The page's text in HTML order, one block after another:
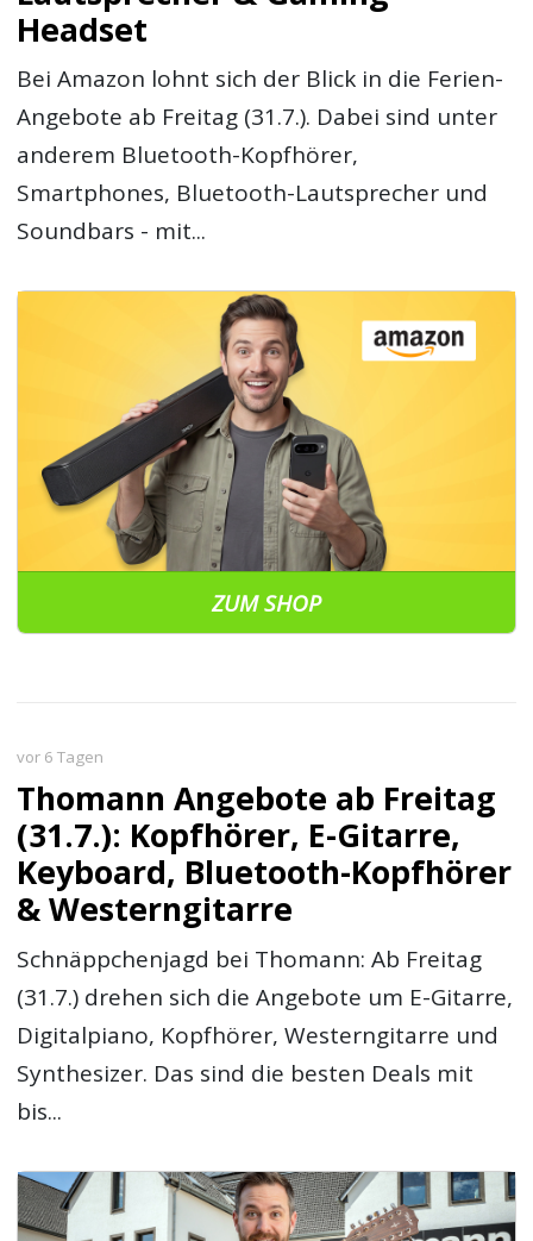
Headset
Bei Amazon lohnt sich der Blick in die Ferien-
Angebote ab Freitag (31.7.). Dabei sind unter
anderem Bluetooth-Kopfhörer,
Smartphones, Bluetooth-Lautsprecher und
Soundbars - mit...
ZUM SHOP
vor 6 Tagen
Thomann Angebote ab Freitag
(31.7.): Kopfhörer, E-Gitarre,
Keyboard, Bluetooth-Kopfhörer
& Westerngitarre
Schnäppchenjagd bei Thomann: Ab Freitag
(31.7.) drehen sich die Angebote um E-Gitarre,
Digitalpiano, Kopfhörer, Westerngitarre und
Synthesizer. Das sind die besten Deals mit
bis...